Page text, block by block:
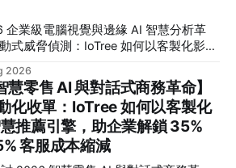
業級電腦視覺與邊緣 AI 智慧分析革
式威脅偵測：IoTree 如何以客製化影像
的數位轉型浪潮
效的監控畫面轉化為即時決策資產？**
Vision）與客製化**影像辨識
）技術與邊緣 AI（Edge AI）的深度結
傳統被動監控、實現毫秒級主動式威脅
2026
慧零售 AI 與對話式商務革命】
化收單：IoTree 如何以客製化
推薦引擎，助企業解鎖 35%
客服成本縮減